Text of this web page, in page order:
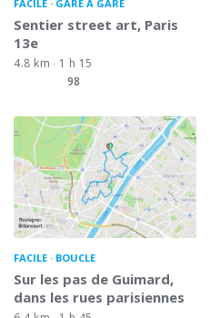
FACILE GARE À GARE
Sentier street art, Paris
13e
4.8 km
1 h 15
98
FACILE BOUCLE
Sur les pas de Guimard,
dans les rues parisiennes